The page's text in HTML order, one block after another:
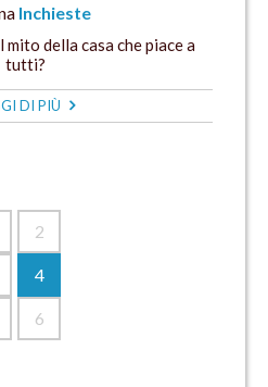
Inchieste
mito della casa che piace a
tutti?
DI PIÙ
2
4
6